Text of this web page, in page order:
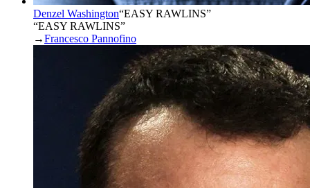
Denzel Washington“EASY RAWLINS”
“EASY RAWLINS”
→Francesco Pannofino